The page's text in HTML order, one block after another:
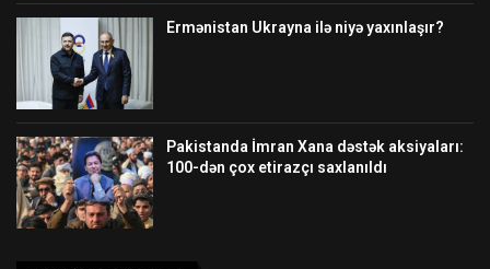
Ermənistan Ukrayna ilə niyə yaxınlaşır?
Pakistanda İmran Xana dəstək aksiyaları:
100-dən çox etirazçı saxlanıldı